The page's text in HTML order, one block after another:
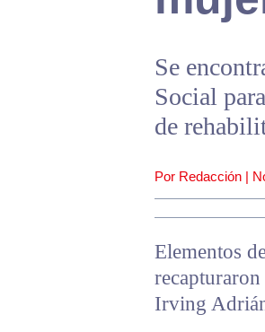
Se
Social
de
Por Redacción |
Elementos
Irving